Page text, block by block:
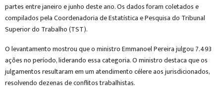
partes entre janeiro e junho deste ano. Os dados foram coletados e
compilados pela Coordenadoria de Estatística e Pesquisa do Tribunal
Superior do Trabalho (TST).
O levantamento mostrou que o ministro Emmanoel Pereira julgou 7.493
ações no período, liderando essa categoria. O ministro destaca que os
julgamentos resultaram em um atendimento célere aos jurisdicionados,
resolvendo dezenas de conflitos trabalhistas.